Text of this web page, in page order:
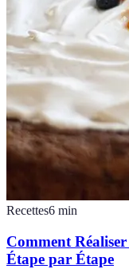
Recettes6 min
Comment
Étape par Étape